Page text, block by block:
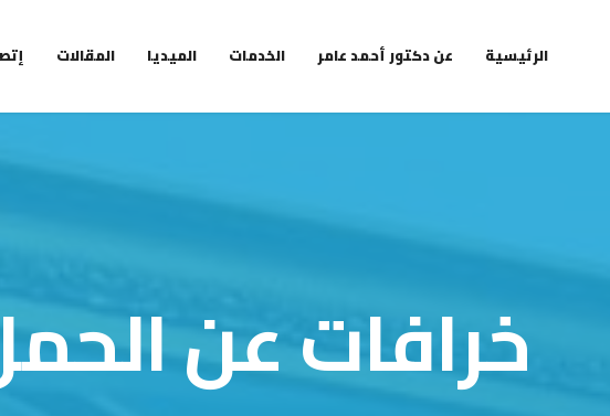
الرئيسية عن دكتور أحمد عامر الخدمات الميديا المقالات
خرافات عن